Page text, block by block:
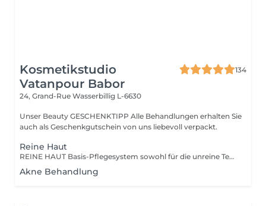
Kosmetikstudio
Vatanpour Babor
134
24, Grand-Rue Wasserbillig L-6630
Unser Beauty GESCHENKTIPP Alle Behandlungen erhalten Sie
auch als Geschenkgutschein von uns liebevoll verpackt.
Reine Haut
REINE HAUT Basis-Pflegesystem sowohl für die unreine Teenager-Haut als auch für die unreine, anspruchsvolle Haut ab 30. Spezialwirkstoffe reduzieren Hautunreinheiten und verbessern das Hautbild sichtbar. Je nach Hautbild lässt sich zusätzlich eine straffende Anti-Falten-Wirkung erzielen.
Akne Behandlung